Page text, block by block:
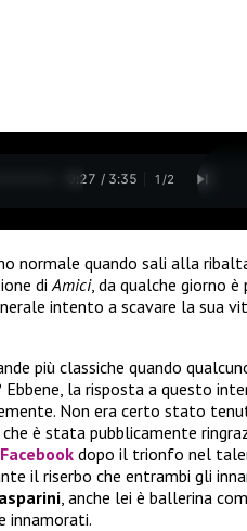
0:28 / 3:35 1 /2
normale quando sali alla
di Amici, da qualche giorno
intento a scavare la sua
più classiche quando
Ebbene, la risposta a questo
Non era certo stato
è stata pubblicamente
dopo il trionfo nel
il riserbo che entrambi gli
, anche lei è ballerina
innamorati.